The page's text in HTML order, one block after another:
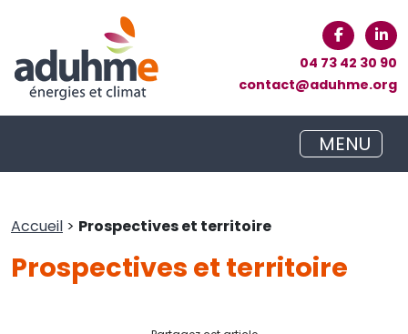
04 73 42 30 90
contact@aduhme.org
MENU
Accueil > Prospectives et territoire
Prospectives et territoire